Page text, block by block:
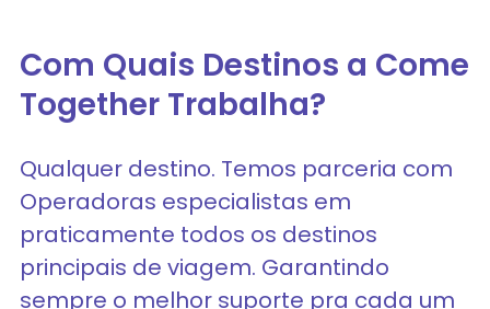
Com Quais Destinos a Come
Together Trabalha?
Qualquer destino. Temos parceria com
Operadoras especialistas em
praticamente todos os destinos
principais de viagem. Garantindo
sempre o melhor suporte pra cada um